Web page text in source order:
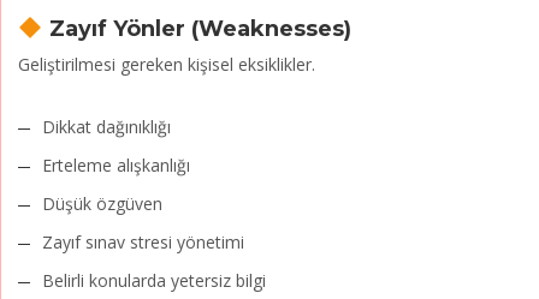
Zayıf Yönler (Weaknesses)
Geliştirilmesi gereken kişisel eksiklikler.
Dikkat dağınıklığı
Erteleme alışkanlığı
Düşük özgüven
Zayıf sınav stresi yönetimi
Belirli konularda yetersiz bilgi